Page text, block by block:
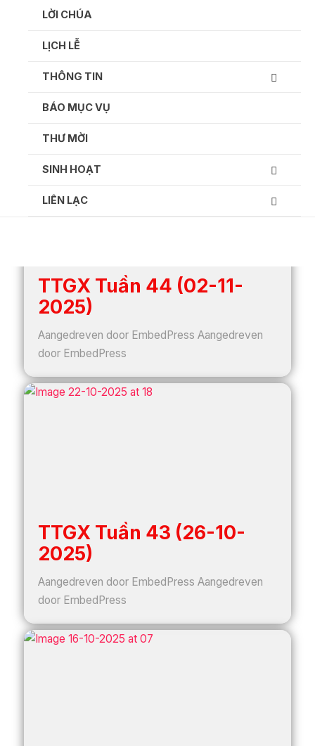
LỜI CHÚA
LỊCH LỄ
THÔNG TIN
BÁO MỤC VỤ
THƯ MỜI
SINH HOẠT
LIÊN LẠC
Thông tin giáo xứ hàng tuần:
TTGX Tuần 44 (02-11-
2025)
Aangedreven door EmbedPress Aangedreven
door EmbedPress
TTGX Tuần 43 (26-10-
2025)
Aangedreven door EmbedPress Aangedreven
door EmbedPress